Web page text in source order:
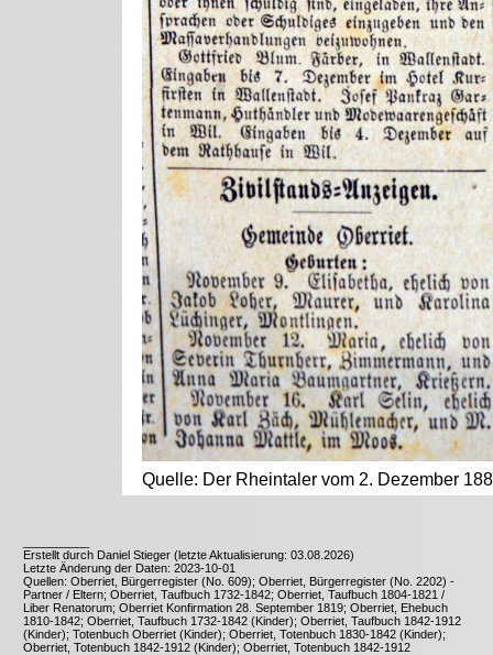
Quelle: Der Rheintaler vom 2. Dezember
Erstellt durch Daniel Stieger (letzte Aktualisierung: 03.08.2026)
Letzte Änderung der Daten: 2023-10-01
Quellen: Oberriet, Bürgerregister (No. 609); Oberriet, Bürgerregister (No. 2202) -
Partner / Eltern; Oberriet, Taufbuch 1732-1842; Oberriet, Taufbuch 1804-1821 /
Liber Renatorum; Oberriet Konfirmation 28. September 1819; Oberriet, Ehebuch
1810-1842; Oberriet, Taufbuch 1732-1842 (Kinder); Oberriet, Taufbuch 1842-1912
(Kinder); Totenbuch Oberriet (Kinder); Oberriet, Totenbuch 1830-1842 (Kinder);
Oberriet, Totenbuch 1842-1912 (Kinder); Oberriet, Totenbuch 1842-1912